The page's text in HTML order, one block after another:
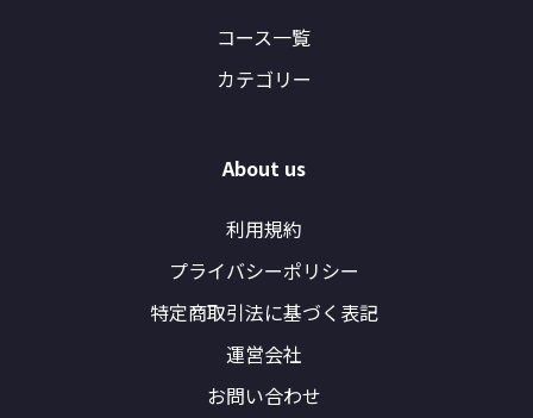
コース一覧
カテゴリー
About us
利用規約
プライバシーポリシー
特定商取引法に基づく表記
運営会社
お問い合わせ